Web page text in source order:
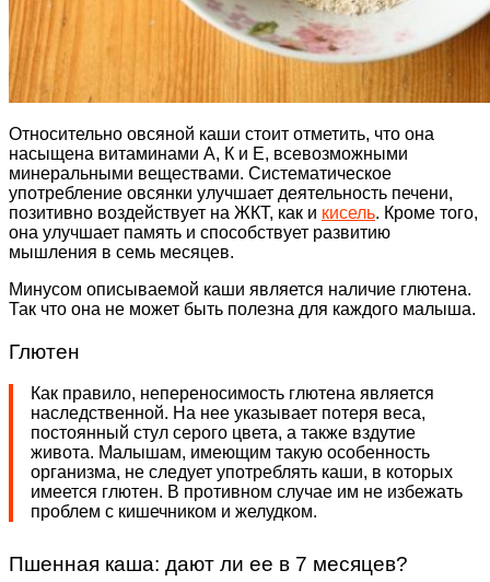
Относительно овсяной каши стоит отметить, что она
насыщена витаминами А, К и Е, всевозможными
минеральными веществами. Систематическое
употребление овсянки улучшает деятельность печени,
позитивно воздействует на ЖКТ, как и кисель. Кроме того,
она улучшает память и способствует развитию
мышления в семь месяцев.
Минусом описываемой каши является наличие глютена.
Так что она не может быть полезна для каждого малыша.
Глютен
Как правило, непереносимость глютена является
наследственной. На нее указывает потеря веса,
постоянный стул серого цвета, а также вздутие
живота. Малышам, имеющим такую особенность
организма, не следует употреблять каши, в которых
имеется глютен. В противном случае им не избежать
проблем с кишечником и желудком.
Пшенная каша: дают ли ее в 7 месяцев?